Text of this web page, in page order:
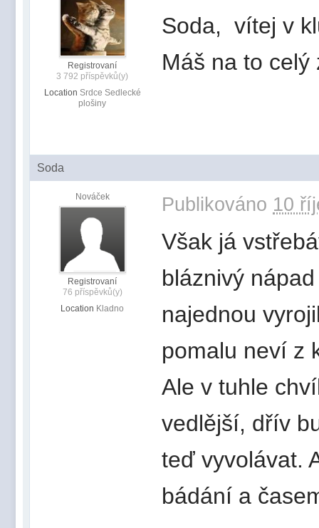
Registrovaní
3 792 příspěvků(y)
Location Srdce Sedlecké
plošiny
Soda, vítej v
Máš na to
Soda
Nováček
Registrovaní
76 příspěvků(y)
Location Kladno
Publikováno 10
Však já
bláznivý
najednou
pomalu neví z
Ale v tuhle
vedlější, dřív
teď vyvolávat.
bádání a